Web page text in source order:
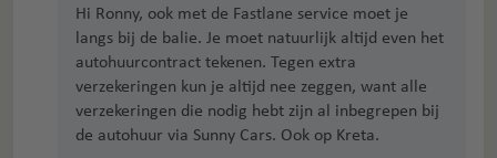
Hi Ronny, ook met de Fastlane service moet je
langs bij de balie. Je moet natuurlijk altijd even het
autohuurcontract tekenen. Tegen extra
verzekeringen kun je altijd nee zeggen, want alle
verzekeringen die nodig hebt zijn al inbegrepen bij
de autohuur via Sunny Cars. Ook op Kreta.